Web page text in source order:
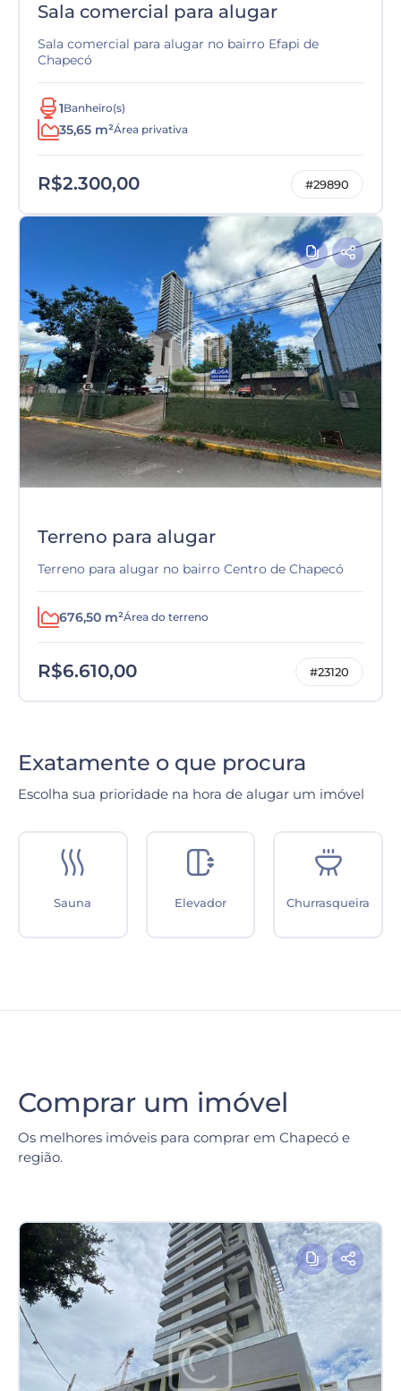
Sala comercial para alugar
Sala comercial para alugar no bairro Efapi de
Chapecó
1Banheiro(s)
35,65 m²Área privativa
R$2.300,00 #29890
Terreno para alugar
Terreno para alugar no bairro Centro de Chapecó
676,50 m²Área do terreno
R$6.610,00 #23120
Exatamente o que procura
Escolha sua prioridade na hora de alugar um imóvel
Despensa
Hall de
entrada
Aquecimento
Solar
Comprar um imóvel
Os melhores imóveis para comprar em Chapecó e
região.